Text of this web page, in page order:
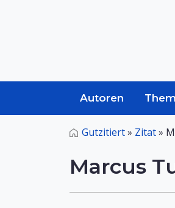
Autoren
Gutzitiert» Zitat»
Marcus